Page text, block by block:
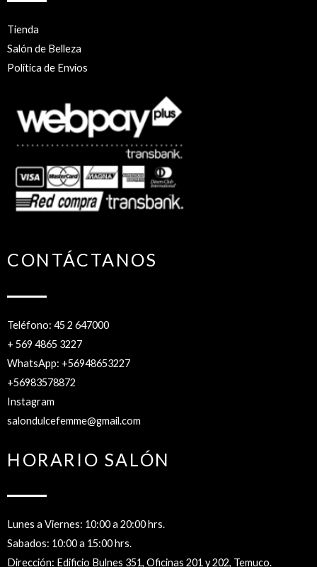
Tienda
Salón de Belleza
Política de Envíos
CONTÁCTANOS
Teléfono: 45 2 647000
+ 569 4865 3227
WhatsApp: +56948653227
+56983578872
Instagram
salondulcefemme@gmail.com
HORARIO SALÓN
Lunes a Viernes: 10:00 a 20:00 hrs.
Sabados: 10:00 a 15:00 hrs.
Dirección: Edificio Bulnes 351, Oficinas 201 y 202, Temuco.